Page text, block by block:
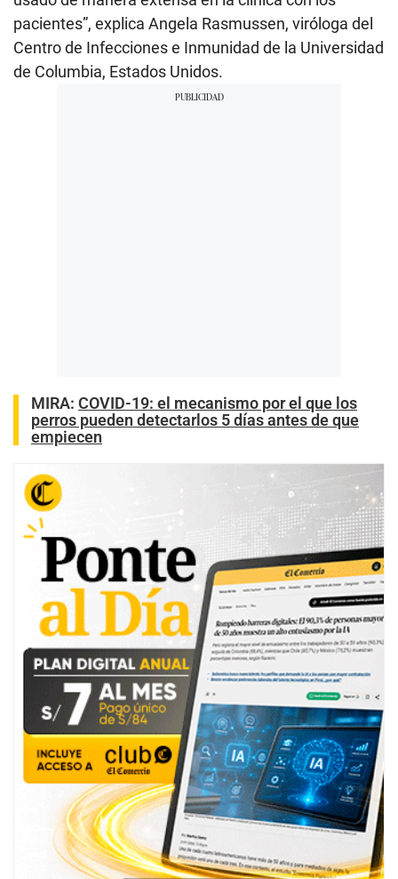
pacientes”, explica Angela Rasmussen, viróloga del
Centro de Infecciones e Inmunidad de la Universidad
de Columbia, Estados Unidos.
MIRA: COVID-19: el mecanismo por el que los
perros pueden detectarlos 5 días antes de que
empiecen